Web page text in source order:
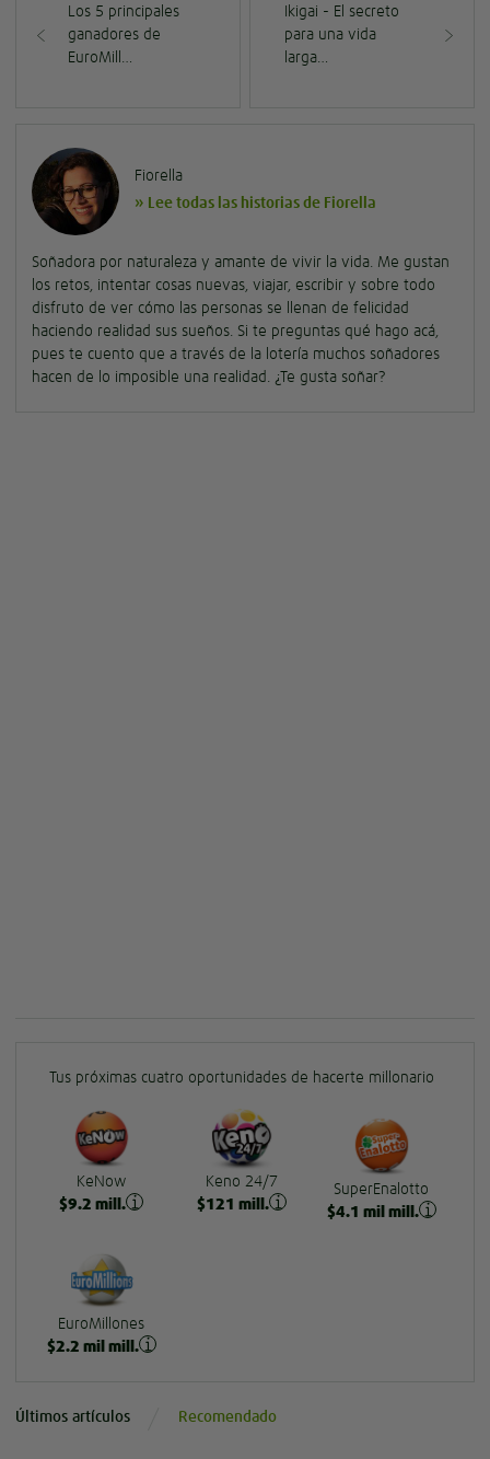
Los 5 principales
ganadores de
EuroMill…
Ikigai - El secreto
para una vida
larga…
Fiorella
» Lee todas las historias de Fiorella
Soñadora por naturaleza y amante de vivir la vida. Me gustan
los retos, intentar cosas nuevas, viajar, escribir y sobre todo
disfruto de ver cómo las personas se llenan de felicidad
haciendo realidad sus sueños. Si te preguntas qué hago acá,
pues te cuento que a través de la lotería muchos soñadores
hacen de lo imposible una realidad. ¿Te gusta soñar?
Tus próximas cuatro oportunidades de hacerte millonario
KeNow
$9.2 mill.
Keno 24/7
$121 mill.
SuperEnalotto
$4.1 mil mill.
EuroMillones
$2.2 mil mill.
Últimos artículos Recomendado